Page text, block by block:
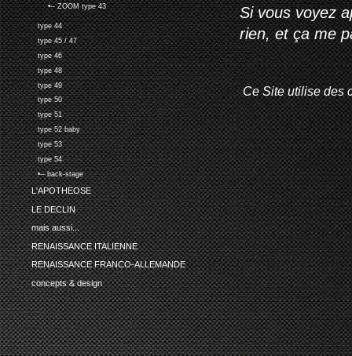
•-- ZOOM type 43
type 44
type 45 / 47
type 46
type 48
type 49
type 50
type 51
type 52 baby
type 53
type 54
•-- back-stage
L'APOTHEOSE
LE DECLIN
mais aussi...
RENAISSANCE ITALIENNE
RENAISSANCE FRANCO-ALLEMANDE
concepts & design
Si vous voyez
rien, et ça me
Ce Site utilise des